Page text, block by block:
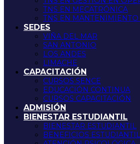
TNS EN MECATRÓNICA
TNS EN
SEDES
VIÑA DEL MAR
SAN ANTONIO
LOS ANDES
LIMACHE
CAPACITACIÓN
CURSOS SENCE
EDUCACIÓN CONTINUA
CURSOS CAPACITACIÓN
ADMISIÓN
BIENESTAR ESTUDIANTIL
BIENESTAR ESTUDIANTIL
BENEFICIOS